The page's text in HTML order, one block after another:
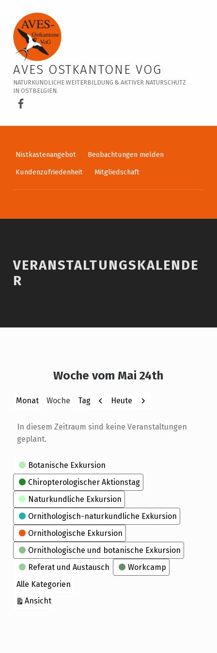
Veranstaltungskalender – AVES Ostkantone VoG
AVES OSTKANTONE VOG
NATURKUNDLICHE WEITERBILDUNG & AKTIVER NATURSCHUTZ
IN OSTBELGIEN.
AVES Ostkantone bei Facebook
Nistkastenangebot
Beobachtungen melden
Kundenzufriedenheit
Mitgliedschaft
VERANSTALTUNGSKALENDE
R
Woche vom Mai 24th
Monat Woche Tag Zurück
Heute Weiter
In diesem Zeitraum sind keine Veranstaltungen
geplant.
Kategorien
Botanische Exkursion
Chiropterologischer Aktionstag
Naturkundliche Exkursion
Ornithologisch-naturkundliche Exkursion
Ornithologische Exkursion
Ornithologische und botanische Exkursion
Referat und Austausch
Workcamp
Alle Kategorien
Ansichtausdrucken